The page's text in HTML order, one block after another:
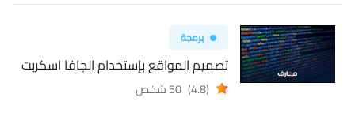
برمجة
تصميم المواقع بإستخدام الجافا اسكربت
(4.8) 50 شخص